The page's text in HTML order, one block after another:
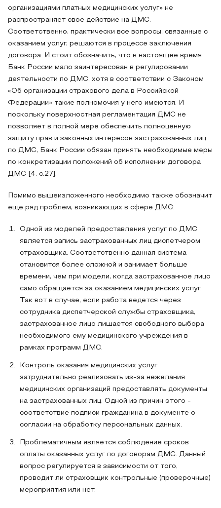
организациями платных медицинских услуг» не
распространяет свое действие на ДМС.
Соответственно, практически все вопросы, связанные с
оказанием услуг, решаются в процессе заключения
договора. И стоит обозначить, что в настоящее время
Банк России мало заинтересован в регулировании
деятельности по ДМС, хотя в соответствии с Законом
«Об организации страхового дела в Российской
Федерации» такие полномочия у него имеются. И
поскольку поверхностная регламентация ДМС не
позволяет в полной мере обеспечить полноценную
защиту прав и законных интересов застрахованных лиц
по ДМС, Банк России обязан принять необходимые меры
по конкретизации положений об исполнении договора
ДМС [4, с.27].
Помимо вышеизложенного необходимо также обозначит
еще ряд проблем, возникающих в сфере ДМС:
Одной из моделей предоставления услуг по ДМС
является запись застрахованных лиц диспетчером
страховщика. Соответственно данная система
становится более сложной и занимает больше
времени, чем при модели, когда застрахованное лицо
само обращается за оказанием медицинских услуг.
Так вот в случае, если работа ведется через
сотрудника диспетчерской службы страховщика,
застрахованное лицо лишается свободного выбора
необходимого ему медицинского учреждения в
рамках программ ДМС.
Контроль оказания медицинских услуг
затруднительно реализовать из-за нежелания
медицинских организаций предоставлять документы
на застрахованных лиц. Одной из причин этого -
соответствие подписи гражданина в документе о
согласии на обработку персональных данных.
Проблематичным является соблюдение сроков
оплаты оказанных услуг по договорам ДМС. Данный
вопрос регулируется в зависимости от того,
проводит ли страховщик контрольные (проверочные)
мероприятия или нет.